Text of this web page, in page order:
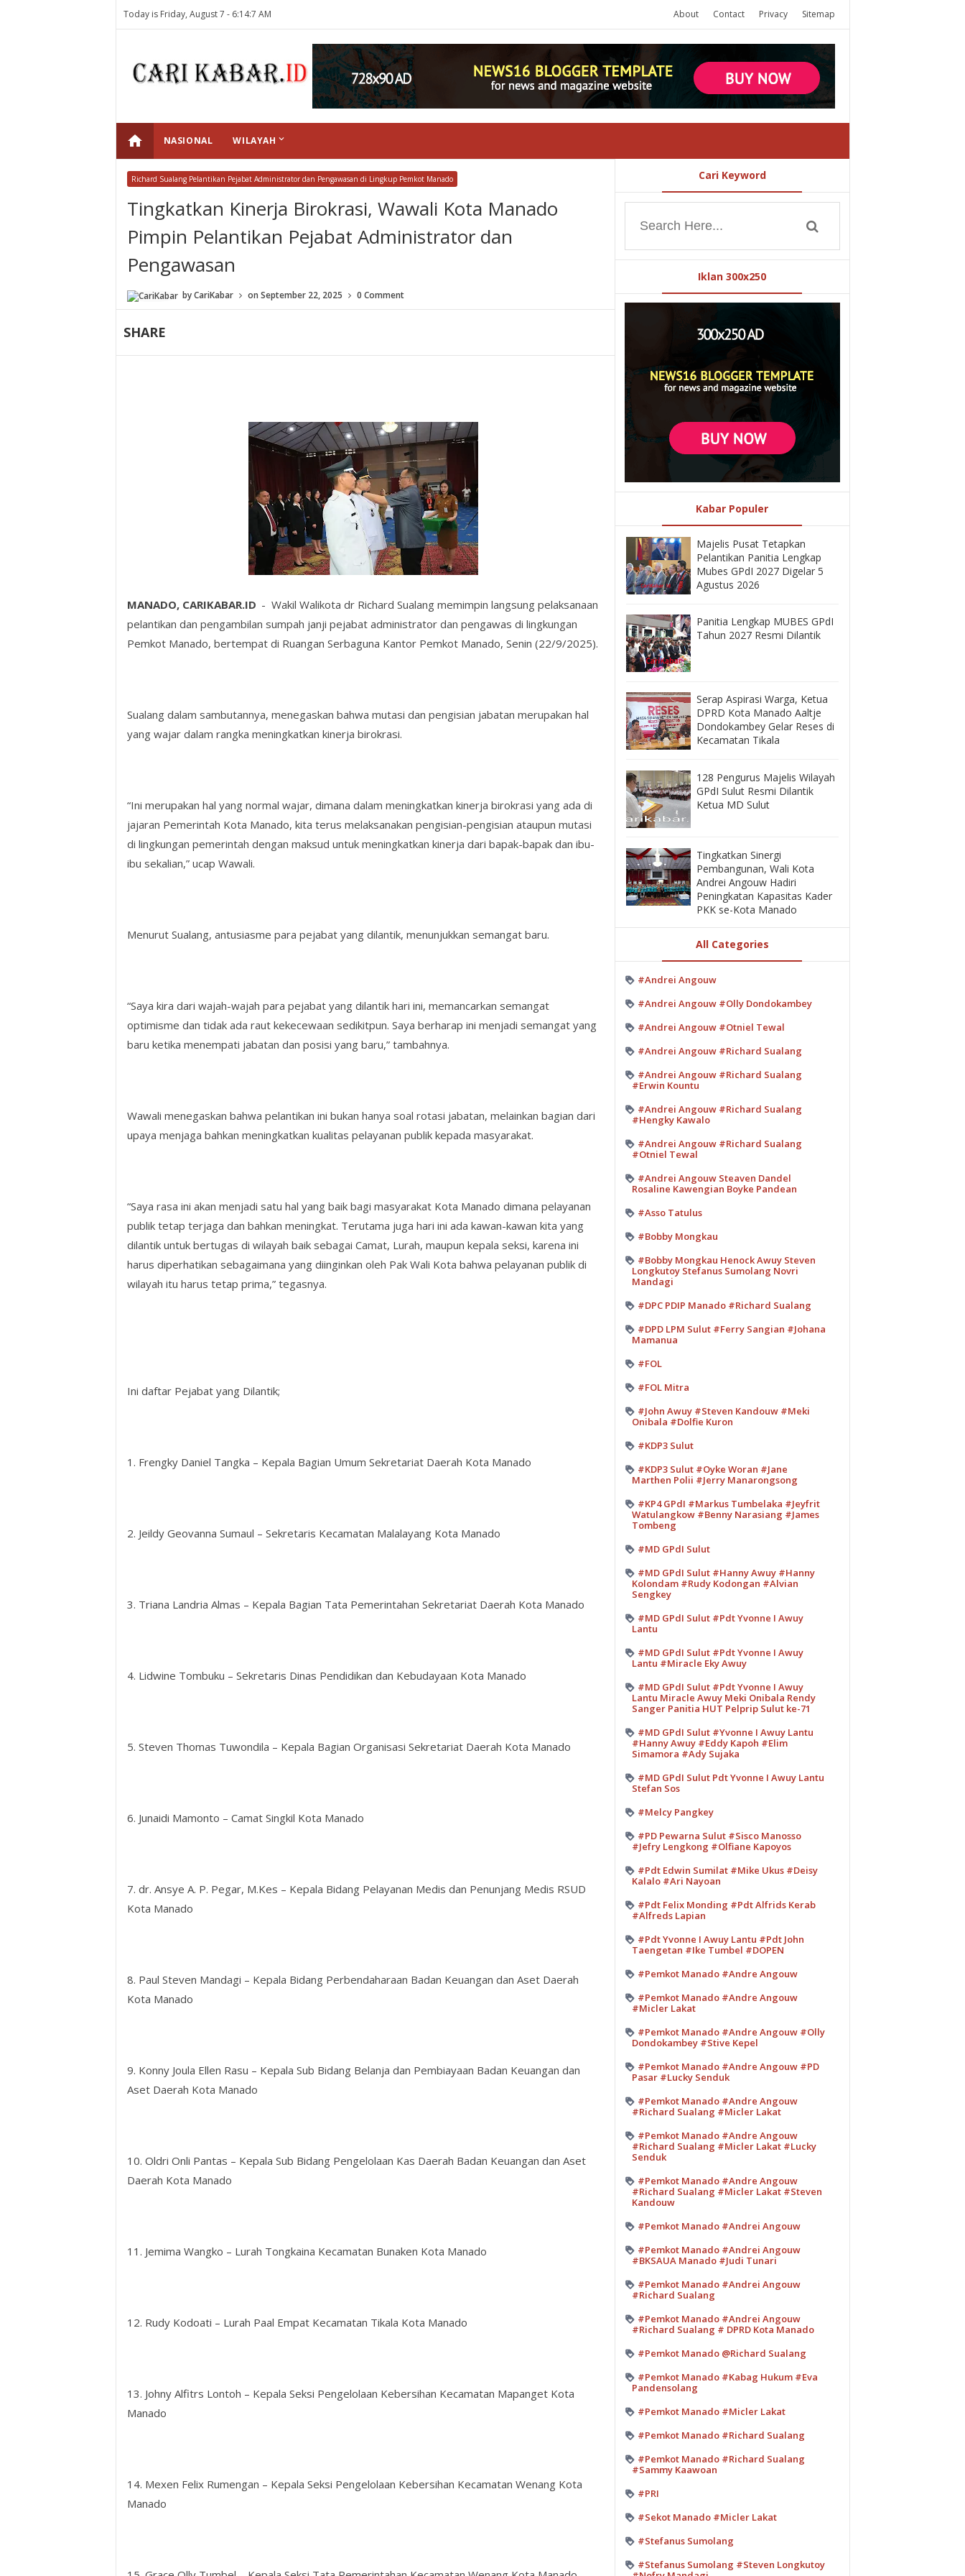
Today is Friday, August 7 - 6:14:7 AM About Contact Privacy Sitemap
home NASIONAL WILAYAH keyboard_arrow_down
Richard Sualang Pelantikan Pejabat Administrator dan Pengawasan di Lingkup Pemkot Manado
Tingkatkan Kinerja Birokrasi, Wawali Kota Manado
Pimpin Pelantikan Pejabat Administrator dan
Pengawasan
byCariKabar on September 22, 2025 0 Comment
SHARE
MANADO, CARIKABAR.ID - Wakil Walikota dr Richard Sualang memimpin langsung pelaksanaan
pelantikan dan pengambilan sumpah janji pejabat administrator dan pengawas di lingkungan
Pemkot Manado, bertempat di Ruangan Serbaguna Kantor Pemkot Manado, Senin (22/9/2025).
Sualang dalam sambutannya, menegaskan bahwa mutasi dan pengisian jabatan merupakan hal
yang wajar dalam rangka meningkatkan kinerja birokrasi.
“Ini merupakan hal yang normal wajar, dimana dalam meningkatkan kinerja birokrasi yang ada di
jajaran Pemerintah Kota Manado, kita terus melaksanakan pengisian-pengisian ataupun mutasi
di lingkungan pemerintah dengan maksud untuk meningkatkan kinerja dari bapak-bapak dan ibu-
ibu sekalian,” ucap Wawali.
Menurut Sualang, antusiasme para pejabat yang dilantik, menunjukkan semangat baru.
“Saya kira dari wajah-wajah para pejabat yang dilantik hari ini, memancarkan semangat
optimisme dan tidak ada raut kekecewaan sedikitpun. Saya berharap ini menjadi semangat yang
baru ketika menempati jabatan dan posisi yang baru,” tambahnya.
Wawali menegaskan bahwa pelantikan ini bukan hanya soal rotasi jabatan, melainkan bagian dari
upaya menjaga bahkan meningkatkan kualitas pelayanan publik kepada masyarakat.
“Saya rasa ini akan menjadi satu hal yang baik bagi masyarakat Kota Manado dimana pelayanan
publik tetap terjaga dan bahkan meningkat. Terutama juga hari ini ada kawan-kawan kita yang
dilantik untuk bertugas di wilayah baik sebagai Camat, Lurah, maupun kepala seksi, karena ini
harus diperhatikan sebagaimana yang diinginkan oleh Pak Wali Kota bahwa pelayanan publik di
wilayah itu harus tetap prima,” tegasnya.
Ini daftar Pejabat yang Dilantik;
1. Frengky Daniel Tangka – Kepala Bagian Umum Sekretariat Daerah Kota Manado
2. Jeildy Geovanna Sumaul – Sekretaris Kecamatan Malalayang Kota Manado
3. Triana Landria Almas – Kepala Bagian Tata Pemerintahan Sekretariat Daerah Kota Manado
4. Lidwine Tombuku – Sekretaris Dinas Pendidikan dan Kebudayaan Kota Manado
5. Steven Thomas Tuwondila – Kepala Bagian Organisasi Sekretariat Daerah Kota Manado
6. Junaidi Mamonto – Camat Singkil Kota Manado
7. dr. Ansye A. P. Pegar, M.Kes – Kepala Bidang Pelayanan Medis dan Penunjang Medis RSUD
Kota Manado
8. Paul Steven Mandagi – Kepala Bidang Perbendaharaan Badan Keuangan dan Aset Daerah
Kota Manado
9. Konny Joula Ellen Rasu – Kepala Sub Bidang Belanja dan Pembiayaan Badan Keuangan dan
Aset Daerah Kota Manado
10. Oldri Onli Pantas – Kepala Sub Bidang Pengelolaan Kas Daerah Badan Keuangan dan Aset
Daerah Kota Manado
11. Jemima Wangko – Lurah Tongkaina Kecamatan Bunaken Kota Manado
12. Rudy Kodoati – Lurah Paal Empat Kecamatan Tikala Kota Manado
13. Johny Alfitrs Lontoh – Kepala Seksi Pengelolaan Kebersihan Kecamatan Mapanget Kota
Manado
14. Mexen Felix Rumengan – Kepala Seksi Pengelolaan Kebersihan Kecamatan Wenang Kota
Manado
Cari Keyword
Iklan 300x250
Kabar Populer
Majelis Pusat Tetapkan
Pelantikan Panitia Lengkap
Mubes GPdI 2027 Digelar 5
Agustus 2026
Panitia Lengkap MUBES GPdI
Tahun 2027 Resmi Dilantik
‎Serap Aspirasi Warga, Ketua
DPRD Kota Manado Aaltje
Dondokambey Gelar Reses di
Kecamatan Tikala ‎
128 Pengurus Majelis Wilayah
GPdI Sulut Resmi Dilantik
Ketua MD Sulut
‎Tingkatkan Sinergi
Pembangunan, Wali Kota
Andrei Angouw Hadiri
Peningkatan Kapasitas Kader
PKK se-Kota Manado
All Categories
#Andrei Angouw
#Andrei Angouw #Olly Dondokambey
#Andrei Angouw #Otniel Tewal
#Andrei Angouw #Richard Sualang
#Andrei Angouw #Richard Sualang
#Erwin Kountu
#Andrei Angouw #Richard Sualang
#Hengky Kawalo
#Andrei Angouw #Richard Sualang
#Otniel Tewal
#Andrei Angouw Steaven Dandel
Rosaline Kawengian Boyke Pandean
#Asso Tatulus
#Bobby Mongkau
#Bobby Mongkau Henock Awuy Steven
Longkutoy Stefanus Sumolang Novri
Mandagi
#DPC PDIP Manado #Richard Sualang
#DPD LPM Sulut #Ferry Sangian #Johana
Mamanua
#FOL
#FOL Mitra
#John Awuy #Steven Kandouw #Meki
Onibala #Dolfie Kuron
#KDP3 Sulut
#KDP3 Sulut #Oyke Woran #Jane
Marthen Polii #Jerry Manarongsong
#KP4 GPdI #Markus Tumbelaka #Jeyfrit
Watulangkow #Benny Narasiang #James
Tombeng
#MD GPdI Sulut
#MD GPdI Sulut #Hanny Awuy #Hanny
Kolondam #Rudy Kodongan #Alvian
Sengkey
#MD GPdI Sulut #Pdt Yvonne I Awuy
Lantu
#MD GPdI Sulut #Pdt Yvonne I Awuy
Lantu #Miracle Eky Awuy
#MD GPdI Sulut #Pdt Yvonne I Awuy
Lantu Miracle Awuy Meki Onibala Rendy
Sanger Panitia HUT Pelprip Sulut ke-71
#MD GPdI Sulut #Yvonne I Awuy Lantu
#Hanny Awuy #Eddy Kapoh #Elim
Simamora #Ady Sujaka
#MD GPdI Sulut Pdt Yvonne I Awuy Lantu
Stefan Sos
#Melcy Pangkey
#PD Pewarna Sulut #Sisco Manosso
#Jefry Lengkong #Olfiane Kapoyos
#Pdt Edwin Sumilat #Mike Ukus #Deisy
Kalalo #Ari Nayoan
#Pdt Felix Monding #Pdt Alfrids Kerab
#Alfreds Lapian
#Pdt Yvonne I Awuy Lantu #Pdt John
Taengetan #Ike Tumbel #DOPEN
#Pemkot Manado #Andre Angouw
#Pemkot Manado #Andre Angouw
#Micler Lakat
#Pemkot Manado #Andre Angouw #Olly
Dondokambey #Stive Kepel
#Pemkot Manado #Andre Angouw #PD
Pasar #Lucky Senduk
#Pemkot Manado #Andre Angouw
#Richard Sualang #Micler Lakat
#Pemkot Manado #Andre Angouw
#Richard Sualang #Micler Lakat #Lucky
Senduk
#Pemkot Manado #Andre Angouw
#Richard Sualang #Micler Lakat #Steven
Kandouw
#Pemkot Manado #Andrei Angouw
#Pemkot Manado #Andrei Angouw
#BKSAUA Manado #Judi Tunari
#Pemkot Manado #Andrei Angouw
#Richard Sualang
#Pemkot Manado #Andrei Angouw
#Richard Sualang # DPRD Kota Manado
#Pemkot Manado @Richard Sualang
#Pemkot Manado #Kabag Hukum #Eva
Pandensolang
#Pemkot Manado #Micler Lakat
#Pemkot Manado #Richard Sualang
#Pemkot Manado #Richard Sualang
#Sammy Kaawoan
#PRI
#Sekot Manado #Micler Lakat
#Stefanus Sumolang
#Stefanus Sumolang #Steven Longkutoy